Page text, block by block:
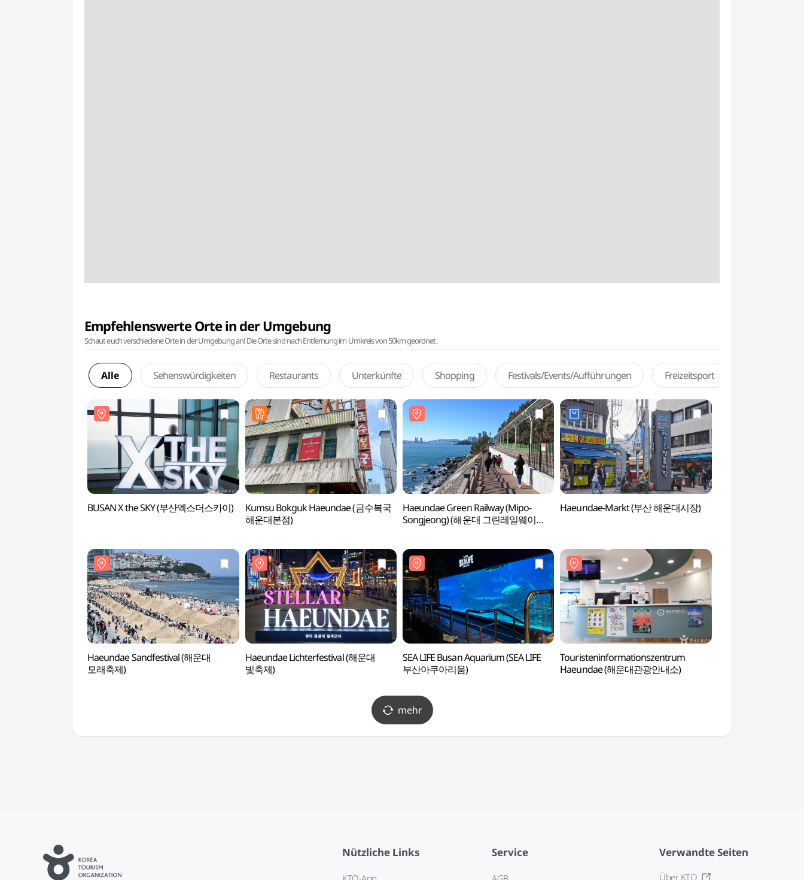
Empfehlenswerte Orte in der Umgebung
Schaut euch verschiedene Orte in der Umgebung an! Die Orte sind nach Entfernung im Umkreis von 50km geordnet.
Alle Sehenswürdigkeiten Restaurants Unterkünfte Shopping Festivals/Events/Aufführungen Freizeitsport
BUSAN X the SKY (부산엑스더스카이)
Kumsu Bokguk Haeundae (금수복국
해운대본점)
Haeundae Green Railway (Mipo-
Songjeong) (해운대 그린레일웨이
Haeundae-Markt (부산 해운대시장)
Haeundae Sandfestival (해운대
모래축제)
Haeundae Lichterfestival (해운대
빛축제)
SEA LIFE Busan Aquarium (SEA LIFE
부산아쿠아리움)
Touristeninformationszentrum
Haeundae (해운대관광안내소)
mehr
Nützliche Links Service Verwandte Seiten
Über KTO